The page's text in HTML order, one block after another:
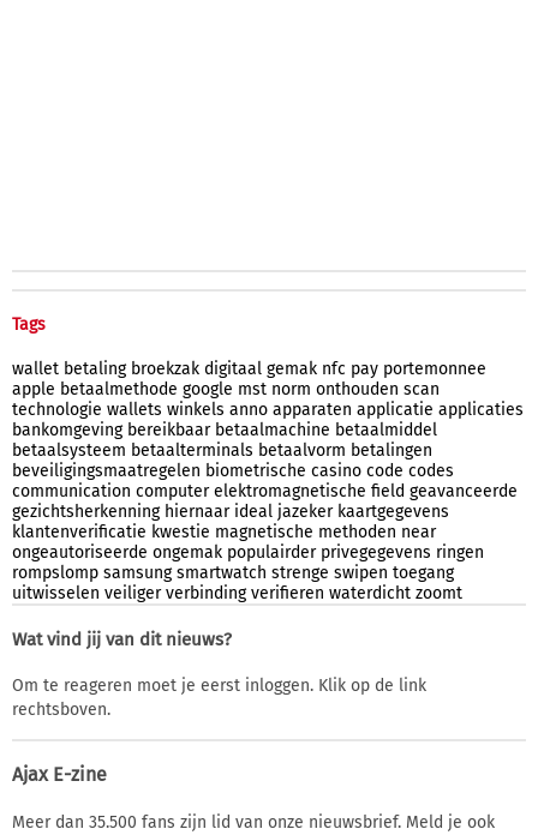
Tags
wallet betaling broekzak digitaal gemak nfc pay portemonnee
apple betaalmethode google mst norm onthouden scan
technologie wallets winkels anno apparaten applicatie applicaties
bankomgeving bereikbaar betaalmachine betaalmiddel
betaalsysteem betaalterminals betaalvorm betalingen
beveiligingsmaatregelen biometrische casino code codes
communication computer elektromagnetische field geavanceerde
gezichtsherkenning hiernaar ideal jazeker kaartgegevens
klantenverificatie kwestie magnetische methoden near
ongeautoriseerde ongemak populairder privegegevens ringen
rompslomp samsung smartwatch strenge swipen toegang
uitwisselen veiliger verbinding verifieren waterdicht zoomt
Wat vind jij van dit nieuws?
Om te reageren moet je eerst inloggen. Klik op de link
rechtsboven.
Ajax E-zine
Meer dan 35.500 fans zijn lid van onze nieuwsbrief. Meld je ook